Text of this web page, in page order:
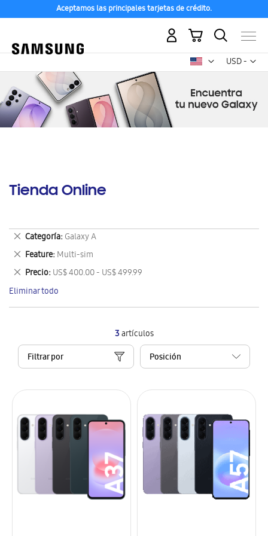
Aceptamos las principales tarjetas de crédito.
USD -
dólar
Mi carrito
Tienda Online
3artículos
Filtrar por
Categoría Galaxy A
Eliminar
este
artículo
Feature Multi-sim
Eliminar
este
artículo
Precio US$ 400.00 - US$ 499.99
Eliminar
este
artículo
Eliminar todo